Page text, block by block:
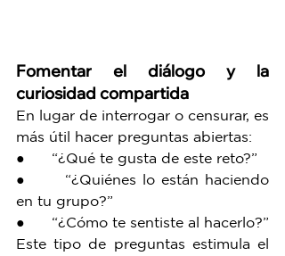
Fomentar el diálogo y la
curiosidad compartida
En lugar de interrogar o censurar, es
más útil hacer preguntas abiertas:
●      “¿Qué te gusta de este reto?”
●      “¿Quiénes lo están haciendo
en tu grupo?”
●      “¿Cómo te sentiste al hacerlo?”
Este tipo de preguntas estimula el